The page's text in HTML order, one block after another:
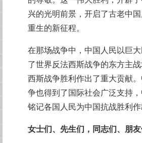
兴的光明前景，开启了古老中
重生的新征程。
在那场战争中，中国人民以巨
了世界反法西斯战争的东方主
西斯战争胜利作出了重大贡献
争也得到了国际社会广泛支持
铭记各国人民为中国抗战胜利作
女士们、先生们，同志们、朋友